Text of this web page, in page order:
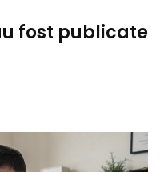
fost publicate